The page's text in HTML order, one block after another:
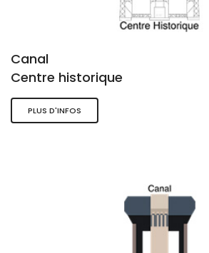
Canal
Centre historique
PLUS D'INFOS